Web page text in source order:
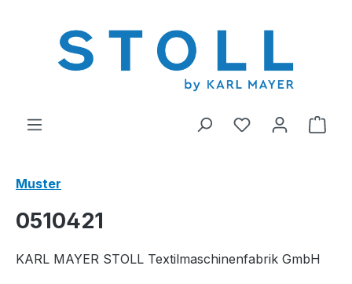
Du hast 0
Muster
0510421
KARL MAYER STOLL Textilmaschinenfabrik GmbH